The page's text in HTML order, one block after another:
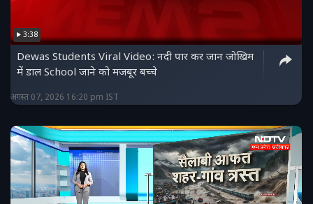
3:38
Dewas Students Viral Video: नदी पार कर जान जोखिम
में डाल School जाने को मजबूर बच्चे
अगस्त 07, 2026 16:20 pm IST